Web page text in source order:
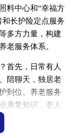
料中心和“幸福方
长护险定点服务
多方力量，构建
老服务体系。
首先，日常有人
陪聊天，独居老
到位。养老服务
康复知识，老人
，乾潭镇还建起
高龄老人，从情